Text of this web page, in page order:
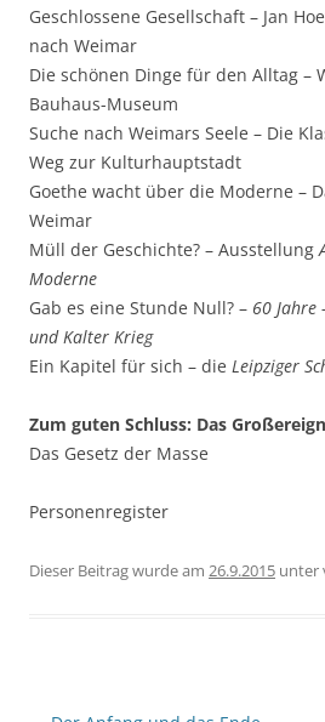
Geschlossene Gesellschaft – Jan
nach Weimar
Die schönen Dinge für den Alltag –
Bauhaus-Museum
Suche nach Weimars Seele – Die
Weg zur Kulturhauptstadt
Goethe wacht über die Moderne –
Weimar
Müll der Geschichte? – Ausstellung
Moderne
Gab es eine Stunde Null? – 60 Jahre
und Kalter Krieg
Ein Kapitel für sich – die Leipziger
Zum guten Schluss: Das
Das Gesetz der Masse
Personenregister
Dieser Beitrag wurde am 26.9.2015 unter